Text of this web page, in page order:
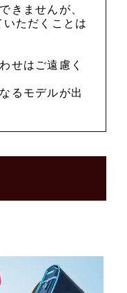
きませんが、
ただくことは
せはご遠慮く
るモデルが出